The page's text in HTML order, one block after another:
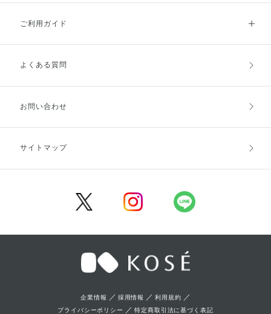
ご利用ガイド
ご利用ガイドトップ
お支払方法
キャンセル・返品・交換
よくある質問
お問い合わせ
サイトマップ
企業情報 ／ 採用情報 ／利用規約 ／
プライバシーポリシー ／特定商取引法に基づく表記